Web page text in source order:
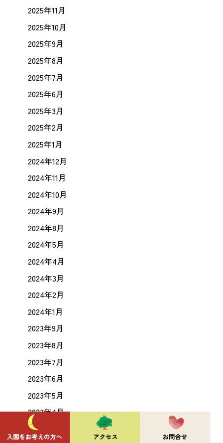
2025年11月
2025年10月
2025年9月
2025年8月
2025年7月
2025年6月
2025年3月
2025年2月
2025年1月
2024年12月
2024年11月
2024年10月
2024年9月
2024年8月
2024年5月
2024年4月
2024年3月
2024年2月
2024年1月
2023年9月
2023年8月
2023年7月
2023年6月
2023年5月
2023年4月
2023年3月